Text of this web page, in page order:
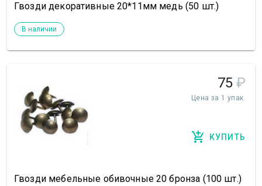
Гвозди декоративные 20*11мм медь (50 шт.)
В наличии
75 ₽
Цена за 1 упак.
КУПИТЬ
Гвозди мебельные обивочные 20 бронза (100 шт.)